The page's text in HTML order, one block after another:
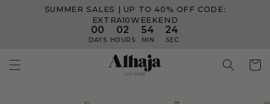
SUMMER SALES | UP TO 40% OFF CODE:
EXTRA10WEEKEND
00
DAYS
02
HOURS
54
MIN
24
SEC